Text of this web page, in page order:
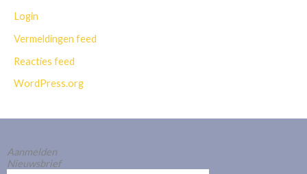
Login
Vermeldingen feed
Reacties feed
WordPress.org
Aanmelden
Nieuwsbrief